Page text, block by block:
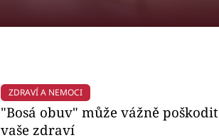
ZDRAVÍ A NEMOCI
"Bosá obuv" může vážně poškodit
vaše zdraví